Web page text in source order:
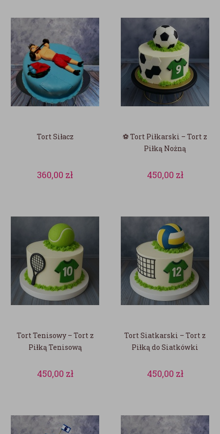
Tort Siłacz
360,00 zł
⚽ Tort Piłkarski – Tort z
Piłką Nożną
450,00 zł
Tort Tenisowy – Tort z
Piłką Tenisową
450,00 zł
Tort Siatkarski – Tort z
Piłką do Siatkówki
450,00 zł